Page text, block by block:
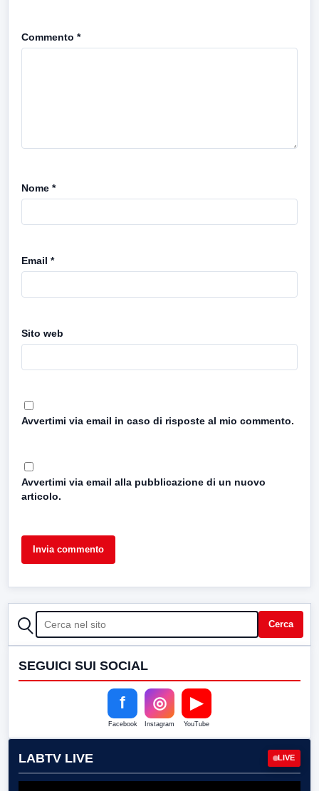
Commento *
Nome *
Email *
Sito web
Avvertimi via email in caso di risposte al mio commento.
Avvertimi via email alla pubblicazione di un nuovo
articolo.
CERCA Cerca
SEGUICI SUI SOCIAL
f
Facebook
◎
Instagram
▶
YouTube
LABTV LIVE LIVE